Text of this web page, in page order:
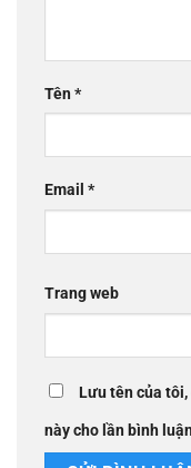
Tên*
Email *
Trang web
Lưu tên của
này cho lần bình